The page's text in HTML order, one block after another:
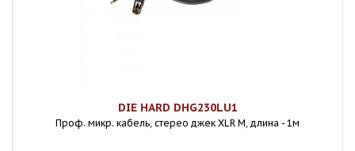
DIE HARD DHG230LU1
Проф. микр. кабель, стерео джек XLR M, длина - 1м